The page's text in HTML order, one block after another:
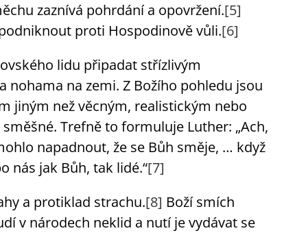
zaznívá pohrdání a opovržení.[5]
proti Hospodinově vůli.[6]
lidu připadat střízlivým
na zemi. Z Božího pohledu jsou
jiným než věcným, realistickým nebo
Trefně to formuluje Luther: „Ach,
napadnout, že se Bůh směje, … když
nás jak Bůh, tak lidé.“[7]
a protiklad strachu.[8] Boží smích
v národech neklid a nutí je vydávat se